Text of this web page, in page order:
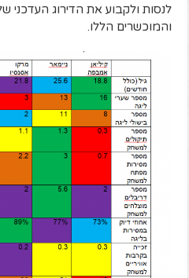
לנסות ולקבוע את הדירוג העדכני
והמוכשרים הללו.